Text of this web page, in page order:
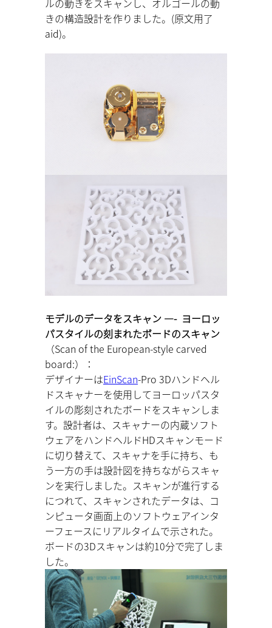
ルの動きをスキャンし、オルゴールの動
きの構造設計を作りました。(原文用了
aid)。
モデルのデータをスキャン —- ヨーロッ
パスタイルの刻まれたボードのスキャン
（Scan of the European-style carved
board:）：
デザイナーはEinScan-Pro 3Dハンドヘル
ドスキャナーを使用してヨーロッパスタ
イルの彫刻されたボードをスキャンしま
す。設計者は、スキャナーの内蔵ソフト
ウェアをハンドヘルドHDスキャンモード
に切り替えて、スキャナを手に持ち、も
う一方の手は設計図を持ちながらスキャ
ンを実行しました。スキャンが進行する
につれて、スキャンされたデータは、コ
ンピュータ画面上のソフトウェアインタ
ーフェースにリアルタイムで示された。
ボードの3Dスキャンは約10分で完了しま
した。